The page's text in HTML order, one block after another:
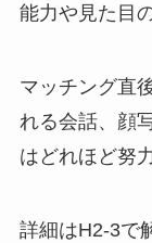
能力や見た目
マッチング直
れる会話、顔
はどれほど努
詳細はH2-3で